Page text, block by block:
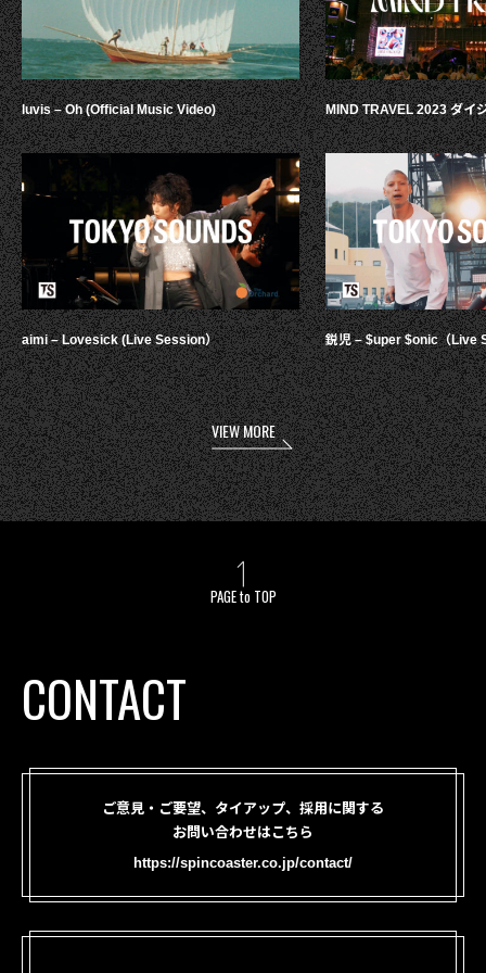
luvis – Oh (Official Music Video)
aimi – Lovesick (Live Session）
MIND TRAVEL 2023 ダイ
鋭児 – $uper $onic（Live
VIEW MORE
PAGE to TOP
CONTACT
ご意見・ご要望、タイアップ、採用に関する
お問い合わせはこちら
https://spincoaster.co.jp/contact/